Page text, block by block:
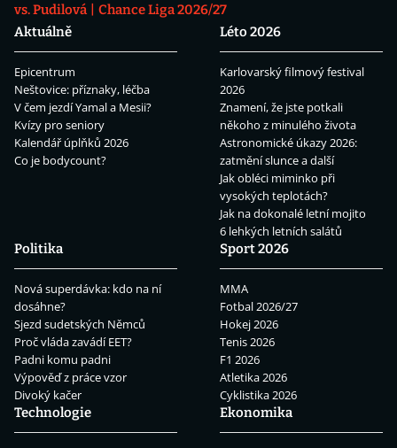
vs. Pudilová
Chance Liga 2026/27
Aktuálně
Epicentrum
Neštovice: příznaky, léčba
V čem jezdí Yamal a Mesii?
Kvízy pro seniory
Kalendář úplňků 2026
Co je bodycount?
Léto 2026
Karlovarský filmový festival
2026
Znamení, že jste potkali
někoho z minulého života
Astronomické úkazy 2026:
zatmění slunce a další
Jak obléci miminko při
vysokých teplotách?
Jak na dokonalé letní mojito
6 lehkých letních salátů
Politika
Nová superdávka: kdo na ní
dosáhne?
Sjezd sudetských Němců
Proč vláda zavádí EET?
Padni komu padni
Výpověď z práce vzor
Divoký kačer
Sport 2026
MMA
Fotbal 2026/27
Hokej 2026
Tenis 2026
F1 2026
Atletika 2026
Cyklistika 2026
Technologie
Ekonomika